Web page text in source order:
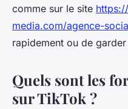
comme sur le site
media.com/agence-
rapidement ou de
Quels sont les
sur TikTok ?